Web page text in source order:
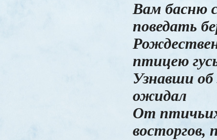
Вам басню
поведать
птицею
Узнавши об
ожидал
От
восторгов,